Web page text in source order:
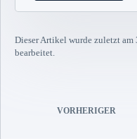
Dieser Artikel wurde zuletzt
bearbeitet.
VORHERIGER